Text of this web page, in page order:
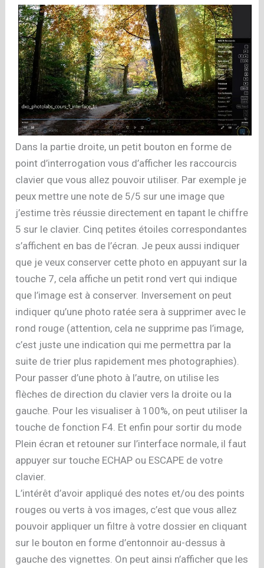
Dans la partie droite, un petit bouton en forme de
point d’interrogation vous d’afficher les raccourcis
clavier que vous allez pouvoir utiliser. Par exemple je
peux mettre une note de 5/5 sur une image que
j’estime très réussie directement en tapant le chiffre
5 sur le clavier. Cinq petites étoiles correspondantes
s’affichent en bas de l’écran. Je peux aussi indiquer
que je veux conserver cette photo en appuyant sur la
touche 7, cela affiche un petit rond vert qui indique
que l’image est à conserver. Inversement on peut
indiquer qu’une photo ratée sera à supprimer avec le
rond rouge (attention, cela ne supprime pas l’image,
c’est juste une indication qui me permettra par la
suite de trier plus rapidement mes photographies).
Pour passer d’une photo à l’autre, on utilise les
flèches de direction du clavier vers la droite ou la
gauche. Pour les visualiser à 100%, on peut utiliser la
touche de fonction F4. Et enfin pour sortir du mode
Plein écran et retouner sur l’interface normale, il faut
appuyer sur touche ECHAP ou ESCAPE de votre
clavier.
L’intérêt d’avoir appliqué des notes et/ou des points
rouges ou verts à vos images, c’est que vous allez
pouvoir appliquer un filtre à votre dossier en cliquant
sur le bouton en forme d’entonnoir au-dessus à
gauche des vignettes. On peut ainsi n’afficher que les